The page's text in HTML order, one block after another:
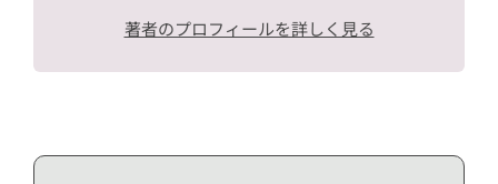
著者のプロフィールを詳しく見る